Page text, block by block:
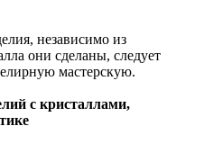
независимо из
они сделаны, следует
мастерскую.
с кристаллами,